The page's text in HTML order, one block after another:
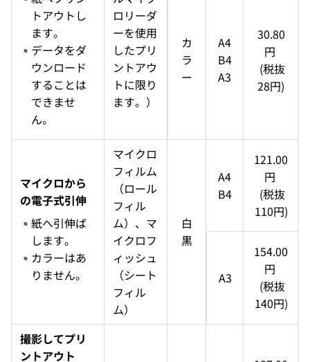
トアウトし
ます。
データをダ
ウンロード
することは
できませ
ん。
ロリーダ
ーを使用
したプリ
ントアウ
トに限り
ます。）
カ
ラ
ー
A4
B4
A3
30.80
円
28円)
マイクロから
の電子式引伸
紙へ引伸ば
します。
カラーはあ
りません。
マイクロ
フィルム
（ロール
フィル
ム）、マ
イクロフ
ィッシュ
（シート
フィル
ム）
白
黒
A4
B4
121.00
円
110円)
A3
154.00
円
140円)
撮影してプリ
ントアウト